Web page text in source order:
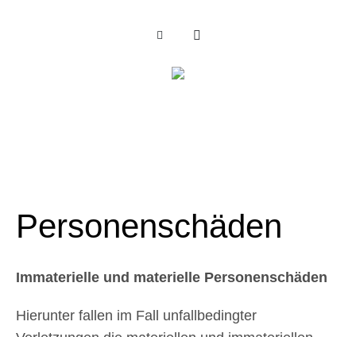
Personenschäden
Immaterielle und materielle Personenschäden
Hierunter fallen im Fall unfallbedingter